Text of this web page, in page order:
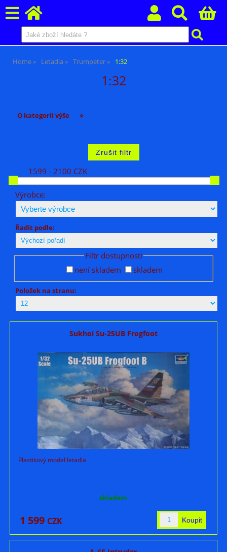
Home Letadla Trumpeter 1:32
1:32
O kategorii výše
1599 - 2100 CZK
Výrobce:
Řadit podle:
Filtr dostupnosti
není skladem
skladem
Položek na stranu:
Sukhoi Su-25UB Frogfoot
Plastikový model letadla
skladem
1 599 CZK